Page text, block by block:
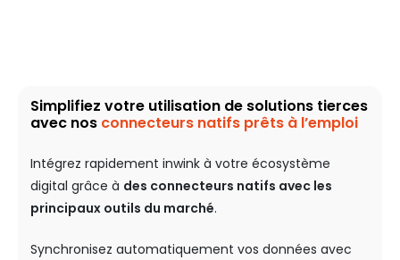
Simplifiez votre utilisation de solutions tierces
avec nos connecteurs natifs prêts à l’emploi
Intégrez rapidement inwink à votre écosystème
digital grâce à des connecteurs natifs avec les
principaux outils du marché.
Synchronisez automatiquement vos données avec